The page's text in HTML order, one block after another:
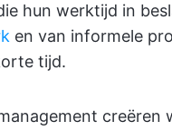
hun werktijd in
en van informele
tijd.
creëren